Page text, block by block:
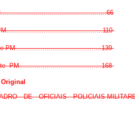
PM............................................139
PM..........................................168
Original
DE OFICIAIS POLICIAIS-